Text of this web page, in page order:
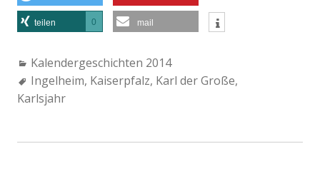
teilen 0 mail
C
a
t
Kalendergeschichten 2014
T
a
Ingelheim, Kaiserpfalz, Karl der Große,
Karlsjahr